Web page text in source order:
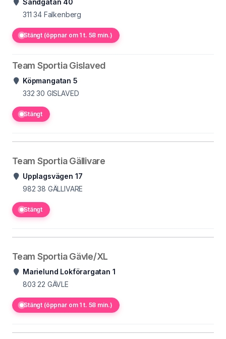
Sandgatan 40
311 34 Falkenberg
Stängt (öppnar om 1 t. 58 min.)
Team Sportia Gislaved
Köpmangatan 5
332 30 GISLAVED
Stängt
Team Sportia Gällivare
Upplagsvägen 17
982 38 GÄLLIVARE
Stängt
Team Sportia Gävle/XL
Marielund Lokförargatan 1
803 22 GÄVLE
Stängt (öppnar om 1 t. 58 min.)